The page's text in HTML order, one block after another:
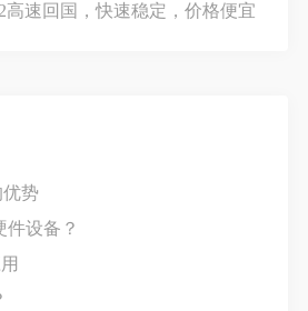
高速回国，快速稳定，价格便宜
势
件设备？